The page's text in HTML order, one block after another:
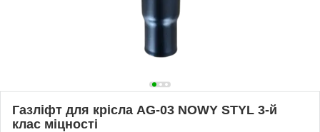
Газліфт для крісла AG-03 NOWY STYL 3-й
клас міцності